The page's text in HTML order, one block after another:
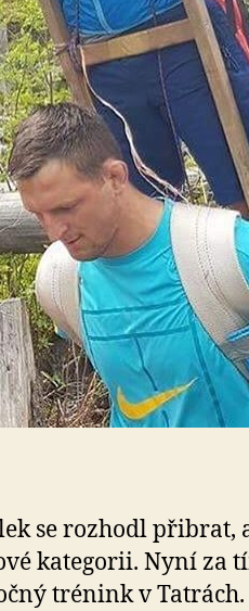
se rozhodl přibrat,
kategorii. Nyní za
trénink v Tatrách.